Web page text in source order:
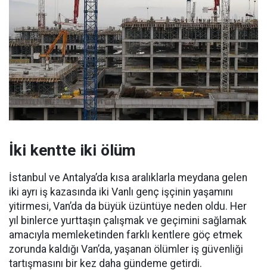
İki kentte iki ölüm
İstanbul ve Antalya’da kısa aralıklarla meydana gelen
iki ayrı iş kazasında iki Vanlı genç işçinin yaşamını
yitirmesi, Van’da da büyük üzüntüye neden oldu. Her
yıl binlerce yurttaşın çalışmak ve geçimini sağlamak
amacıyla memleketinden farklı kentlere göç etmek
zorunda kaldığı Van’da, yaşanan ölümler iş güvenliği
tartışmasını bir kez daha gündeme getirdi.